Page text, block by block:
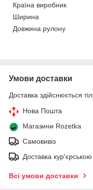
Країна виробник
Ширина
Довжина рулону
Умови доставки
Доставка здійснюється
Нова Пошта
Магазини Rozetka
Самовивіз
Доставка
Всі умови доставки